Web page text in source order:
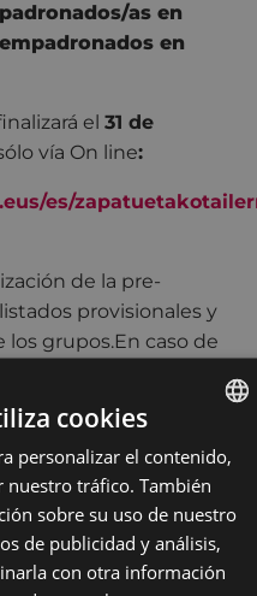
as en
en
el 31 de
vía On line:
es/
de la pre-
provisionales y
los grupos.En caso de
no supere
as establecido, la
Se publicará
(www.eibar.eus) el día
personas
máximo de
cookies
personalizar el contenido,
nuestro tráfico. También
sobre su uso de nuestro
de publicidad y análisis,
con otra información